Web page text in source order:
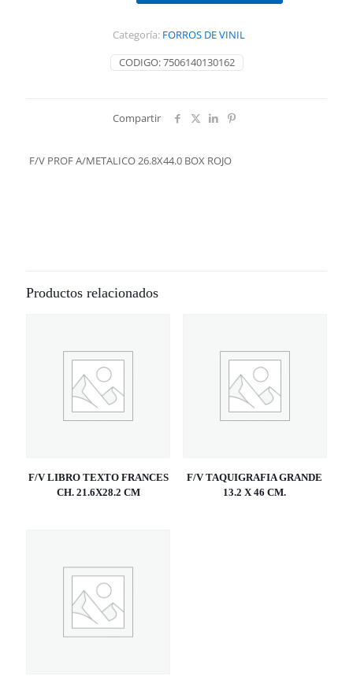
CODIGO:7506140130162
Categoría: FORROS DE VINIL
Compartir
F/V PROF A/METALICO 26.8X44.0 BOX ROJO
Productos relacionados
F/V LIBRO TEXTO FRANCES
CH. 21.6X28.2 CM
F/V TAQUIGRAFIA GRANDE
13.2 X 46 CM.